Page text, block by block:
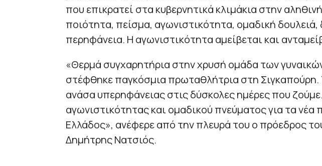
που επικρατεί στα κυβερνητικά κλιμάκια στην
ποιότητα, πείσμα, αγωνιστικότητα, ομαδική δουλειά,
περηφάνεια. Η αγωνιστικότητα αμείβεται και
«Θερμά συγχαρητήρια στην χρυσή ομάδα των
στέφθηκε παγκόσμια πρωταθλήτρια στη Σιγκαπούρη.
ανάσα υπερηφάνειας στις δύσκολες ημέρες που
αγωνιστικότητας και ομαδικού πνεύματος για τα νέα
Ελλάδος», ανέφερε από την πλευρά του ο πρόεδρος
Δημήτρης Νατσιός.